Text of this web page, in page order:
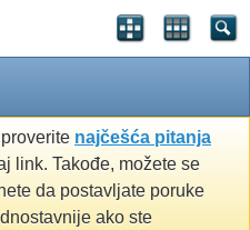
najčešća pitanja
link. Takođe, možete se
da postavljate poruke
ako ste